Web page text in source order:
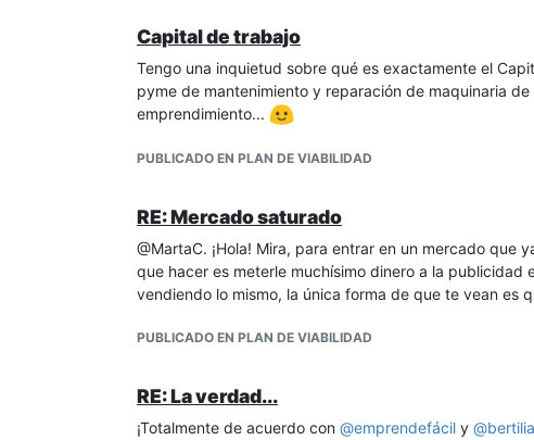
Capital de trabajo
Tengo una inquietud sobre qué es exactamente el
pyme de mantenimiento y reparación de maquinaria
emprendimiento...
PUBLICADO EN PLAN DE VIABILIDAD
RE: Mercado saturado
@MartaC. ¡Hola! Mira, para entrar en un mercado
que hacer es meterle muchísimo dinero a la publicidad
vendiendo lo mismo, la única forma de que te vean es
PUBLICADO EN PLAN DE VIABILIDAD
RE: La verdad...
¡Totalmente de acuerdo con @emprendefácil y @